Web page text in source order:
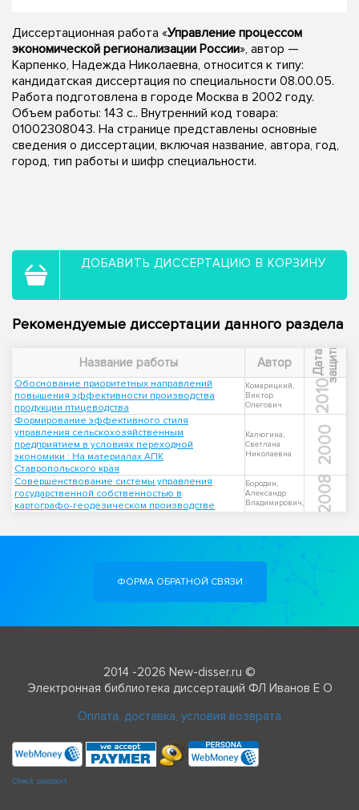
Диссертационная работа «Управление процессом
экономической регионализации России», автор —
Карпенко, Надежда Николаевна, относится к типу:
кандидатская диссертация по специальности 08.00.05.
Работа подготовлена в городе Москва в 2002 году.
Объем работы: 143 с.. Внутренний код товара:
01002308043. На странице представлены основные
сведения о диссертации, включая название, автора, год,
город, тип работы и шифр специальности.
ДОБАВИТЬ ДИССЕРТАЦИЮ В КОРЗИНУ
Рекомендуемые диссертации данного раздела
Название работы Автор Д
а
т
а
з
а
щ
и
т ы
Обоснование приоритетных направлений
повышения эффективности производства
продукции птицеводства
Комарицкий,
Виктор
Олегович
2010
Формирование эффективного стиля
управления сельскохозяйственным
предприятием в условиях переходной
экономики : На материалах АПК
Ставропольского края
Калюгина,
Светлана
Николаевна
2000
Совершенствование системы управления
государственной собственностью в
картографо-геодезическом производстве
Бородин,
Александр
Владимирович,
2008
ФОРМА ОБРАТНОЙ СВЯЗИ
2014 -2026 New-disser.ru ©
Электронная библиотека диссертаций ФЛ Иванов Е О
Оплата, доставка, условия возврата
Check passport